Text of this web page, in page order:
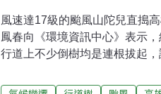
風速達17級的颱風山陀兒直搗
鳳春向《環境資訊中心》表示
行道上不少倒樹均是連根拔起
倒樹仍有望得救。48小時內要